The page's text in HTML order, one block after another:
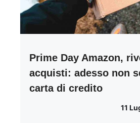
Prime Day Amazon,
acquisti: adesso non
carta di credito
11